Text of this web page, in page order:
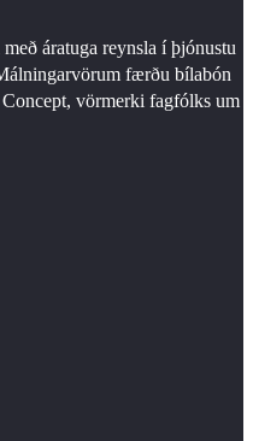
áratuga reynsla í þjónustu
færðu bílabón
vörmerki fagfólks um